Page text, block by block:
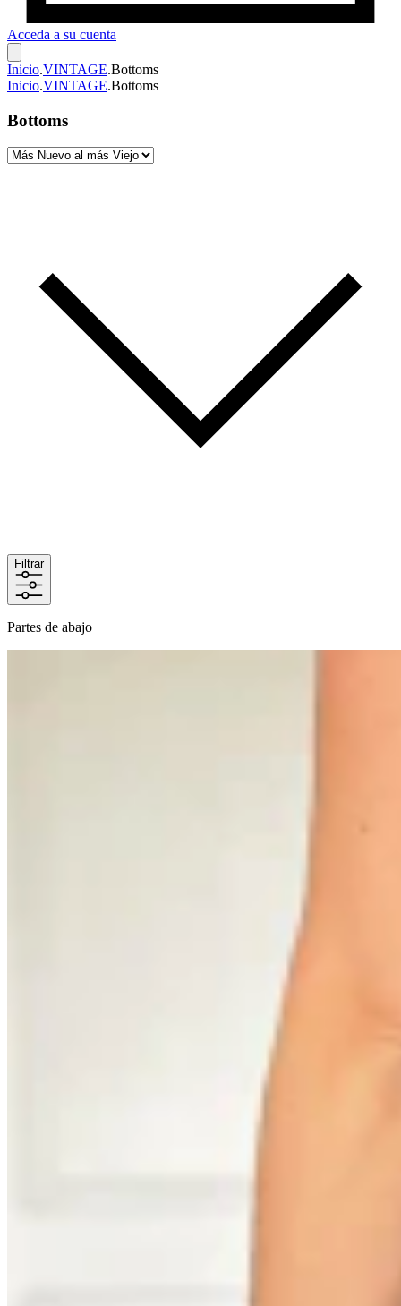
Acceda a su cuenta
Inicio.VINTAGE.Bottoms
Inicio.VINTAGE.Bottoms
Bottoms
Filtrar
Partes de abajo